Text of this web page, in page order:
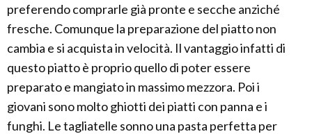
preferendo comprarle già pronte e secche anziché
fresche. Comunque la preparazione del piatto non
cambia e si acquista in velocità. Il vantaggio infatti di
questo piatto è proprio quello di poter essere
preparato e mangiato in massimo mezzora. Poi i
giovani sono molto ghiotti dei piatti con panna e i
funghi. Le tagliatelle sonno una pasta perfetta per